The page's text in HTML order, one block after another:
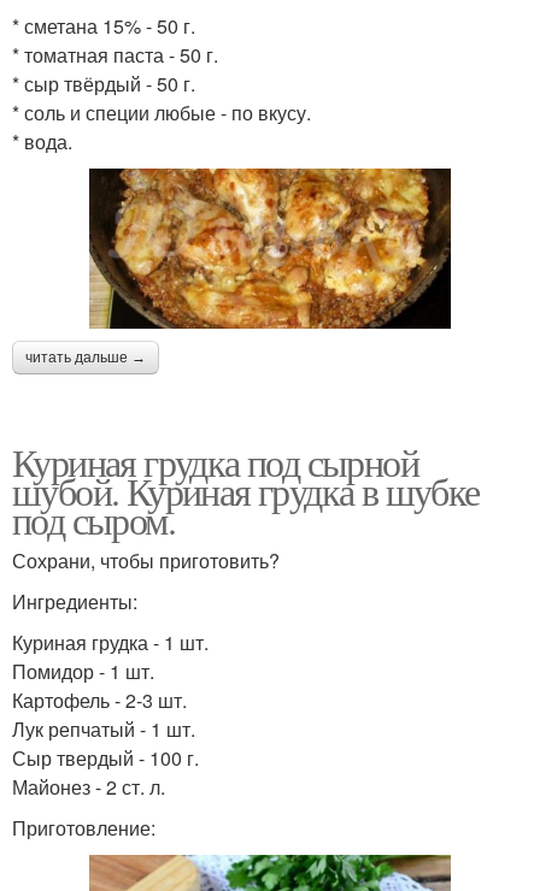
* сметана 15% - 50 г.
* томатная паста - 50 г.
* сыр твёрдый - 50 г.
* соль и специи любые - по вкусу.
* вода.
читать дальше →
Куриная грудка под сырной
шубой. Куриная грудка в шубке
под сыром.
Сохрани, чтобы приготовить?
Ингредиенты:
Куриная грудка - 1 шт.
Помидор - 1 шт.
Картофель - 2-3 шт.
Лук репчатый - 1 шт.
Сыр твердый - 100 г.
Майонез - 2 ст. л.
Приготовление: